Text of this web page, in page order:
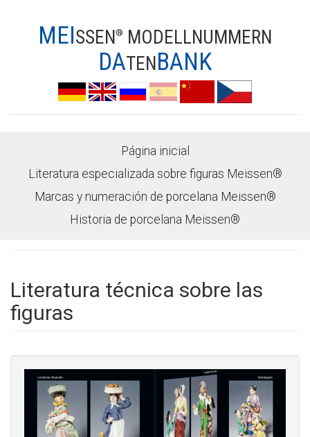
MEISSEN® MODELLNUMMERN
DATENBANK
Página inicial
Literatura especializada sobre figuras Meissen®
Marcas y numeración de porcelana Meissen®
Historia de porcelana Meissen®
Literatura técnica sobre las
figuras